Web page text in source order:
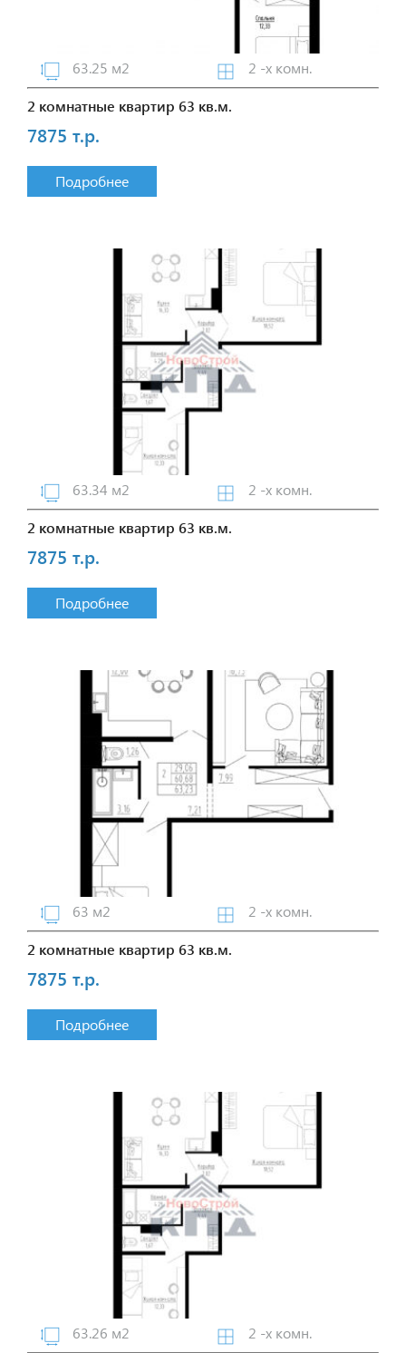
63.25 м2
2 -х комн.
2 комнатные квартир 63 кв.м.
7875 т.р.
Подробнее
63.34 м2
2 -х комн.
2 комнатные квартир 63 кв.м.
7875 т.р.
Подробнее
63 м2
2 -х комн.
2 комнатные квартир 63 кв.м.
7875 т.р.
Подробнее
63.26 м2 2 -х комн.